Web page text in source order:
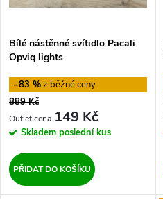
Bílé nástěnné svítidlo Pacali
Opviq lights
–83 %
889 Kč
149 Kč
Skladem poslední kus
PŘIDAT DO KOŠÍKU